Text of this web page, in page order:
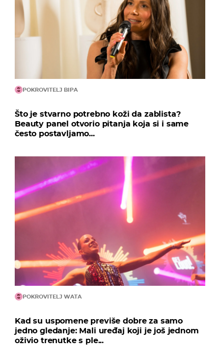
POKROVITELJ BIPA
Što je stvarno potrebno koži da zablista?
Beauty panel otvorio pitanja koja si i same
često postavljamo...
POKROVITELJ WATA
Kad su uspomene previše dobre za samo
jedno gledanje: Mali uređaj koji je još jednom
oživio trenutke s ple...